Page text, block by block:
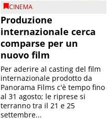
CINEMA
Produzione
internazionale cerca
comparse per un
nuovo film
Per aderire al casting del film
internazionale prodotto da
Panorama Films c'è tempo fino
al 31 agosto; le riprese si
terranno tra il 21 e 25
settembre...